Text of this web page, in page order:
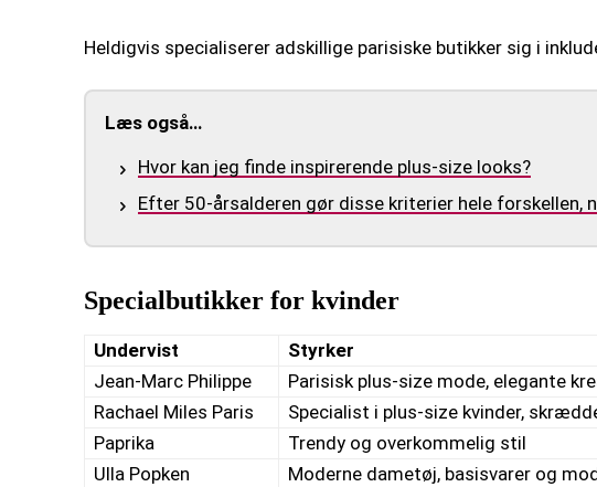
Heldigvis specialiserer adskillige parisiske butikker sig i
Læs også…
Hvor kan jeg finde inspirerende plus-size looks?
Efter 50-årsalderen gør disse kriterier hele forskellen,
Specialbutikker for kvinder
Undervist Styrker
Jean-Marc Philippe
Parisisk plus-size mode, elegante
Rachael Miles Paris
Specialist i plus-size kvinder,
Paprika
Trendy og overkommelig stil
Ulla Popken
Moderne dametøj, basisvarer og